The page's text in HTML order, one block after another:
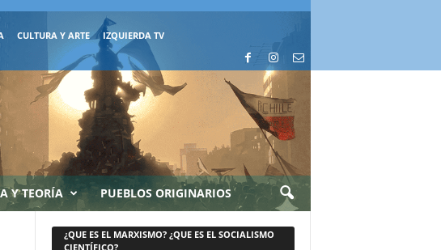
CULTURA Y ARTE IZQUIERDA TV
Y TEORÍA PUEBLOS ORIGINARIOS
¿QUE ES EL MARXISMO? ¿QUE ES EL SOCIALISMO
CIENTÍFICO?